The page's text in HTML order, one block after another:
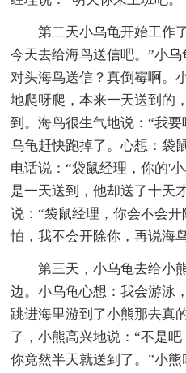
第二天小乌龟开始工作了
今天去给海鸟送信吧。”小
对头海鸟送信？真倒霉啊。
地爬呀爬，本来一天送到的
到。海鸟很生气地说：“我
乌龟赶快跑掉了。心想：袋
电话说：“袋鼠经理，你的'
是一天送到，他却送了十天
说：“袋鼠经理，你会不会
怕，我不会开除你，再说海
第三天，小乌龟去给小熊
边。小乌龟心想：我会游泳
跳进海里游到了小熊那去真
了，小熊高兴地说：“不是
你竟然半天就送到了。”小